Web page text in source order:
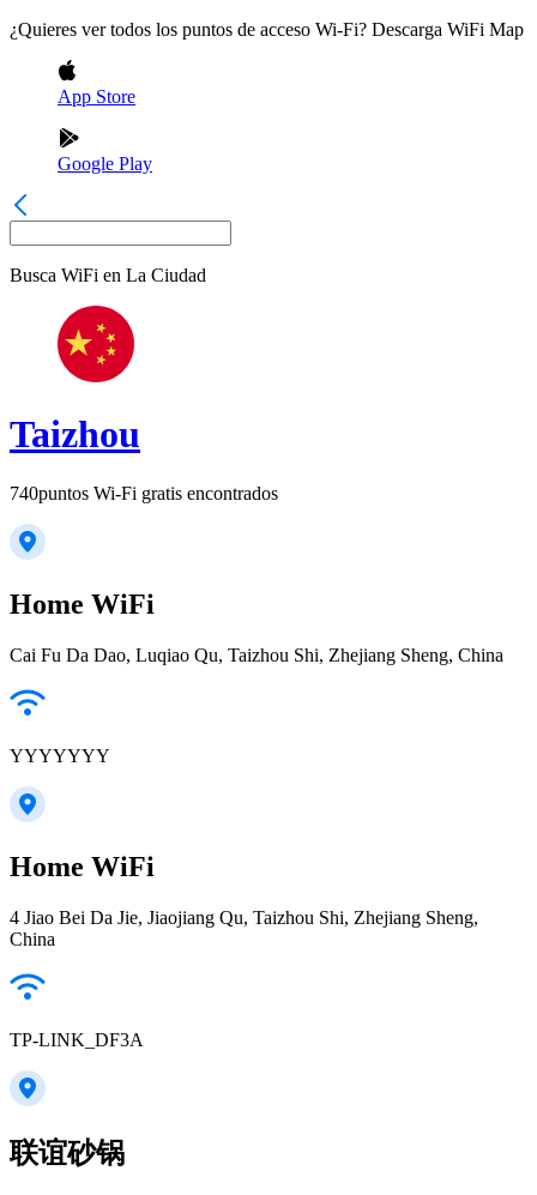
¿Quieres ver todos los puntos de acceso Wi-Fi? Descarga WiFi Map
App Store
Google Play
Busca WiFi en La Ciudad
Taizhou
740puntos Wi-Fi gratis encontrados
Home WiFi
Cai Fu Da Dao, Luqiao Qu, Taizhou Shi, Zhejiang Sheng, China
YYYYYYY
Home WiFi
4 Jiao Bei Da Jie, Jiaojiang Qu, Taizhou Shi, Zhejiang Sheng,
China
TP-LINK_DF3A
联谊砂锅